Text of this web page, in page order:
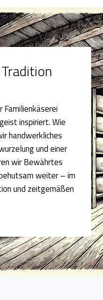
Familienkäserei
inspiriert. Wie
handwerkliches
und einer
wir Bewährtes
weiter – im
und zeitgemäßen